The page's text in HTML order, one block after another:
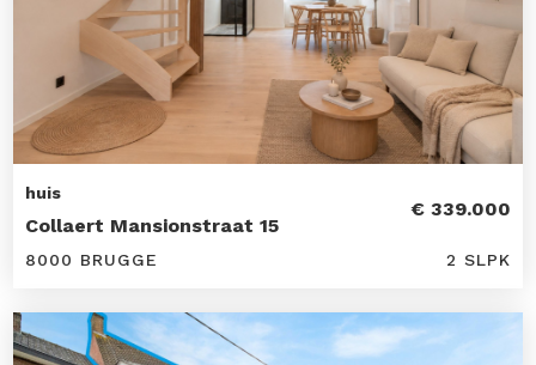
huis
Collaert Mansionstraat 15
€ 339.000
8000 BRUGGE 2 SLPK